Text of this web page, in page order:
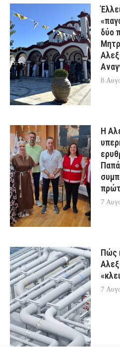
δύο
8
Η
7
Πώς
7